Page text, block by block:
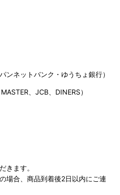
ネットバンク・ゆうちょ銀行）
、JCB、DINERS）
きます。
場合、商品到着後2日以内にご連